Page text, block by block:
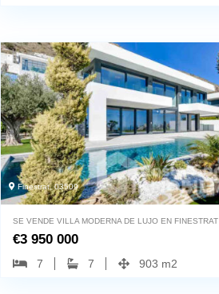
Finestrat, 03509
SE VENDE VILLA MODERNA DE LUJO EN FINESTRAT
€3 950 000
7 7 903 m2